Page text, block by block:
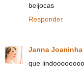
beijocas
Responder
Janna Joaninha
que